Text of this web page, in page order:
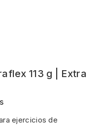
113 g | Extra
ejercicios de